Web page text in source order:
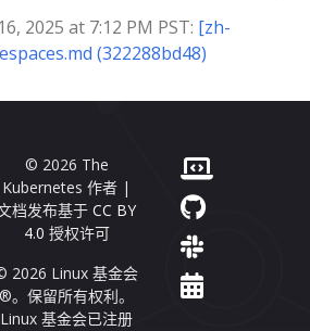
2025 at 7:12 PM PST: [zh-
(322288bd48)
© 2026 The
Kubernetes 作者 |
档发布基于 CC BY
4.0 授权许可
2026 Linux 基金会
®。保留所有权利。
Linux 基金会已注册